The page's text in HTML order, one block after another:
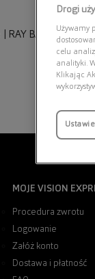
RAY BAN
MOJE VISION
Procedura zwrotu
Logowanie
Załóż konto
Dostawa i płatność
Drogi
Używamy
celu
analityki.
Klikając